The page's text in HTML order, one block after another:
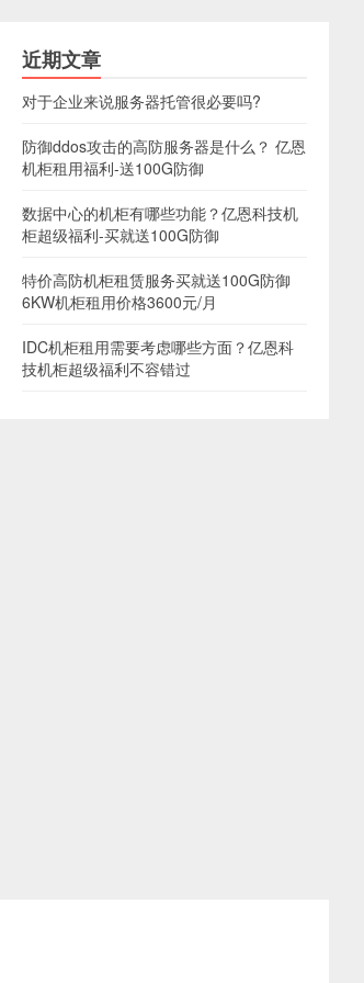
近期文章
对于企业来说服务器托管很必要吗?
防御ddos攻击的高防服务器是什么？ 亿恩
机柜租用福利-送100G防御
数据中心的机柜有哪些功能？亿恩科技机
柜超级福利-买就送100G防御
特价高防机柜租赁服务买就送100G防御
6KW机柜租用价格3600元/月
IDC机柜租用需要考虑哪些方面？亿恩科
技机柜超级福利不容错过